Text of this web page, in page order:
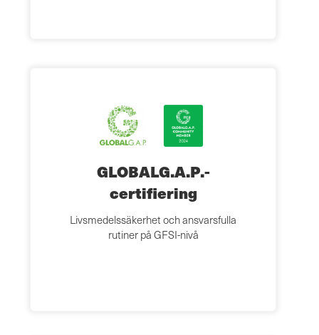
GLOBALG.A.P.-
certifiering
Livsmedelssäkerhet och ansvarsfulla
rutiner på GFSI-nivå